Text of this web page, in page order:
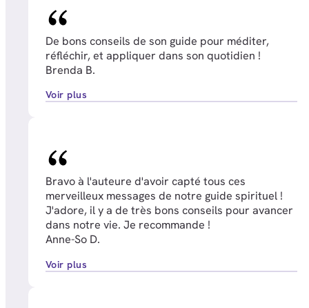
De bons conseils de son guide pour méditer,
réfléchir, et appliquer dans son quotidien !
Brenda B.
Voir plus
Bravo à l'auteure d'avoir capté tous ces
merveilleux messages de notre guide spirituel !
J'adore, il y a de très bons conseils pour avancer
dans notre vie. Je recommande !
Anne-So D.
Voir plus